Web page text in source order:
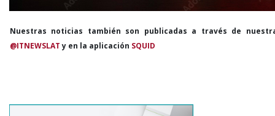
Nuestras noticias también son publicadas a través de
@ITNEWSLATy en la aplicación SQUID